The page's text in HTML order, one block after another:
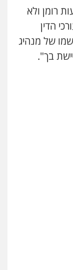
רומן ולא
הדין
של מנהיג
בך".